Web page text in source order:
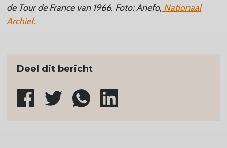
de Tour de France van 1966. Foto: Anefo,Nationaal
Archief.
Deel dit bericht